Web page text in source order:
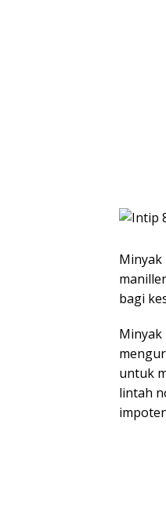
Minyak
bagi
Minyak
untuk
lintah